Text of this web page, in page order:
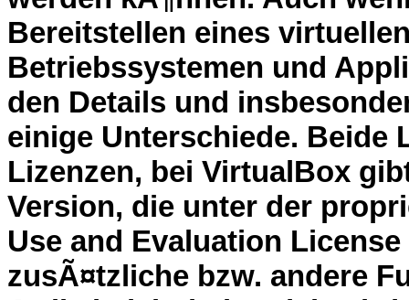
Bereitstellen eines
Betriebssystemen und
den Details und
einige Unterschiede. Beide
Lizenzen, bei VirtualBox
Version, die unter der
Use and Evaluation
zusÃ¤tzliche bzw. andere